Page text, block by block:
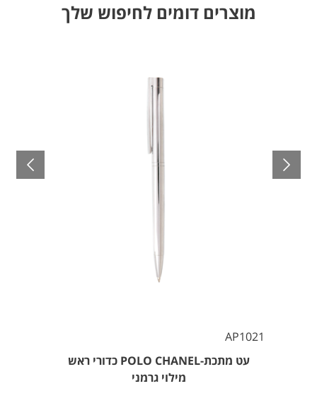
מוצרים דומים לחיפוש שלך
AP1021
עט מתכת-POLO CHANEL כדורי ראש
מילוי גרמני